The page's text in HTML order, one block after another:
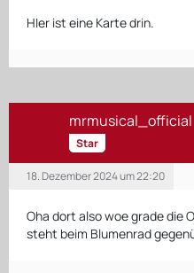
HIer ist eine Karte drin.
mrmusical_official
Star
18. Dezember 2024 um 22:20
Oha dort also woe grade die
steht beim Blumenrad